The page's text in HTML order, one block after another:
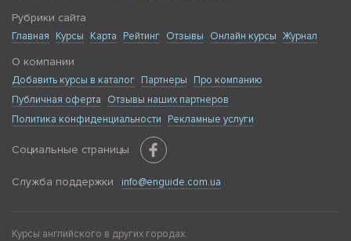
Рубрики сайта
Главная Курсы Карта Рейтинг Отзывы Онлайн курсы Журнал
О компании
Добавить курсы в каталог Партнеры
Про компанию
Публичная оферта
Отзывы наших партнеров
Политика конфиденциальности
Рекламные услуги
Социальные страницы
Служба поддержки info@enguide.com.ua
Курсы английского в других городах: